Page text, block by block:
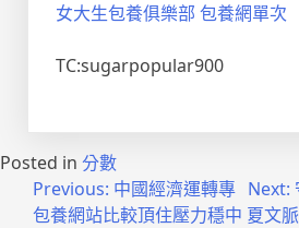
女大生包養俱樂部 包養網單次
TC:sugarpopular900
Posted in 分數
Previous: 中國經濟運轉專
包養網站比較頂住壓力穩中
Next:
夏文